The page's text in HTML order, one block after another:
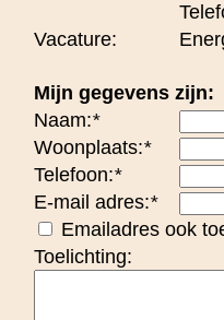
Vacature:
Mijn gegevens zijn:
Naam:*
Woonplaats:*
Telefoon:*
E-mail adres:*
Emailadres ook
Toelichting: